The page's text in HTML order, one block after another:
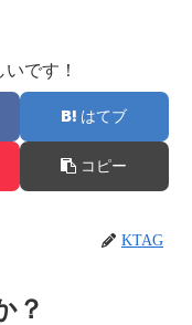
です！
はてブ
コピー
KTAG
？